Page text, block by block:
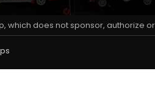
which does not sponsor,